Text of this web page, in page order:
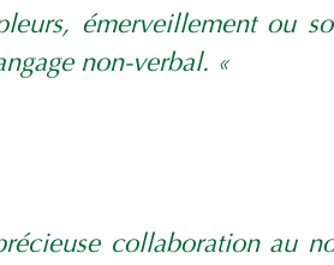
émerveillement ou
non-verbal. «
collaboration au